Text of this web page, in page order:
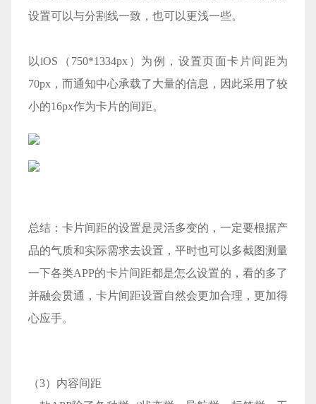
设置可以与分割线一致，也可以更浅一些。
以iOS（750*1334px）为例，设置页面卡片间距为
70px，而通知中心承载了大量的信息，因此采用了较
小的16px作为卡片的间距。
总结：卡片间距的设置是灵活多变的，一定要根据产
品的气质和实际需求去设置，平时也可以多截图测量
一下各类APP的卡片间距都是怎么设置的，看的多了
并融会贯通，卡片间距设置自然会更加合理，更加得
心应手。
（3）内容间距